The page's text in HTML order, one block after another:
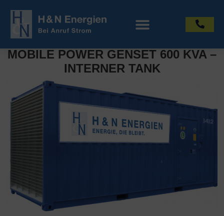
MOBILE POWER GENSET 600 KVA –
INTERNER TANK